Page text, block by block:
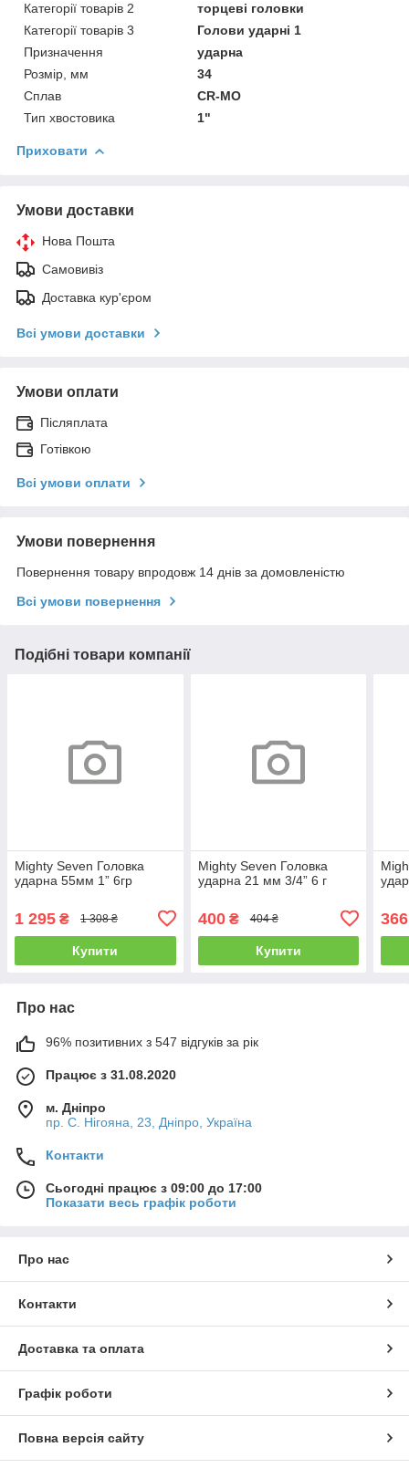
Категорії товарів 2
торцеві головки
Категорії товарів 3
Голови ударні 1
Призначення
ударна
Розмір, мм
34
Сплав
CR-MO
Тип хвостовика
1"
Приховати
Умови доставки
Нова Пошта
Самовивіз
Доставка кур'єром
Всі умови доставки
Умови оплати
Післяплата
Готівкою
Всі умови оплати
Умови повернення
Повернення товару впродовж 14 днів за домовленістю
Всі умови повернення
Подібні товари компанії
Mighty Seven Головка
ударна 55мм 1” 6гр
1 295 ₴ 1 308 ₴
Купити
Mighty Seven Головка
ударна 21 мм 3/4” 6 г
400₴ 404 ₴
Купити
366
Про нас
96% позитивних з 547 відгуків за рік
Працює з 31.08.2020
м. Дніпро
пр. С. Нігояна, 23, Дніпро, Україна
Контакти
Сьогодні працює з 09:00 до 17:00
Показати весь графік роботи
Про нас
Контакти
Доставка та оплата
Графік роботи
Повна версія сайту